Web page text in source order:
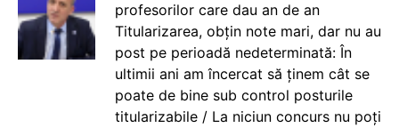
profesorilor care dau an de an
Titularizarea, obțin note mari, dar nu au
post pe perioadă nedeterminată: În
ultimii ani am încercat să ținem cât se
poate de bine sub control posturile
titularizabile / La niciun concurs nu poți